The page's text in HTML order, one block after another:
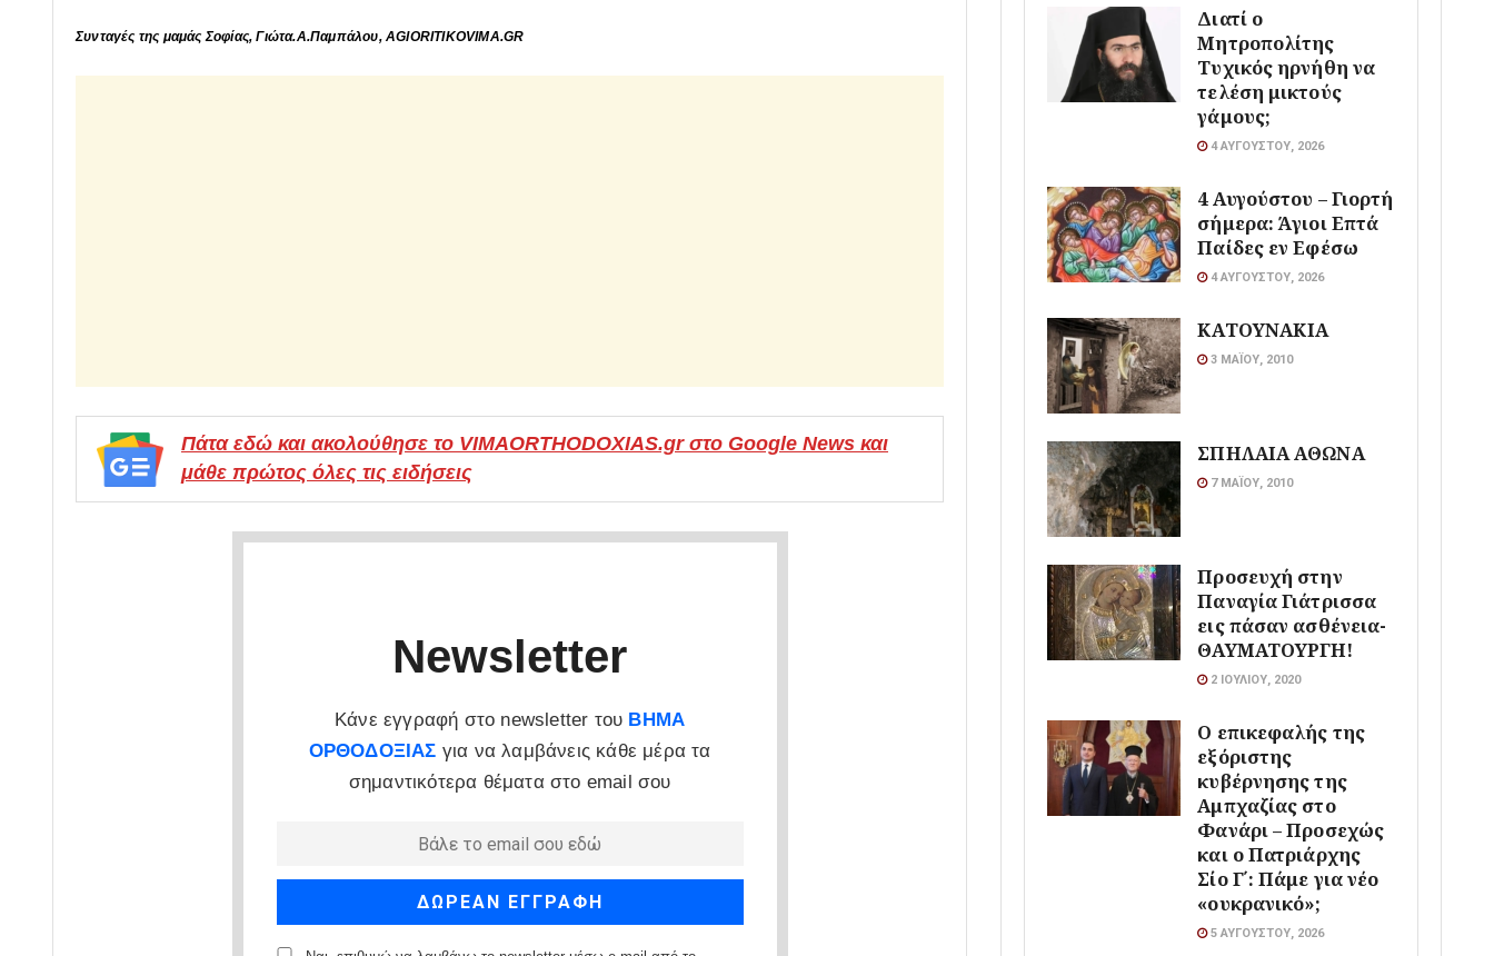
Συνταγές της μαμάς Σοφίας, Γιώτα.Α.Παμπάλου, AGIORITIKOVIMA.GR
Πάτα εδώ και ακολούθησε το VIMAORTHODOXIAS.gr στο Google News και
μάθε πρώτος όλες τις ειδήσεις
Newsletter
Κάνε εγγραφή στο newsletter του ΒΗΜΑ
ΟΡΘΟΔΟΞΙΑΣ για να λαμβάνεις κάθε μέρα τα
σημαντικότερα θέματα στο email σου
Διατί ο
Μητροπολίτης
Τυχικός ηρνήθη να
τελέση μικτούς
γάμους;
4 ΑΥΓΟΎΣΤΟΥ, 2026
4 Αυγούστου – Γιορτή
σήμερα: Άγιοι Επτά
Παίδες εν Εφέσω
4 ΑΥΓΟΎΣΤΟΥ, 2026
ΚΑΤΟΥΝΑΚΙΑ
3 ΜΑΪ́ΟΥ, 2010
ΣΠΗΛΑΙΑ ΑΘΩΝΑ
7 ΜΑΪ́ΟΥ, 2010
Προσευχή στην
Παναγία Γιάτρισσα
εις πάσαν ασθένεια-
ΘΑΥΜΑΤΟΥΡΓΗ!
2 ΙΟΥΛΊΟΥ, 2020
Ο επικεφαλής της
εξόριστης
κυβέρνησης της
Αμπχαζίας στο
Φανάρι – Προσεχώς
και ο Πατριάρχης
Σίο Γ΄: Πάμε για νέο
«ουκρανικό»;
5 ΑΥΓΟΎΣΤΟΥ, 2026